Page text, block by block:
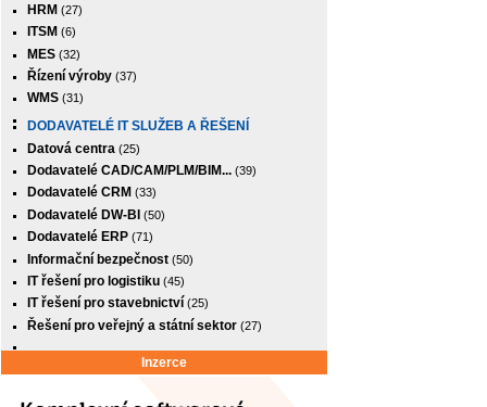
HRM (27)
ITSM (6)
MES (32)
Řízení výroby (37)
WMS (31)
DODAVATELÉ IT SLUŽEB A ŘEŠENÍ
Datová centra (25)
Dodavatelé CAD/CAM/PLM/BIM... (39)
Dodavatelé CRM (33)
Dodavatelé DW-BI (50)
Dodavatelé ERP (71)
Informační bezpečnost (50)
IT řešení pro logistiku (45)
IT řešení pro stavebnictví (25)
Řešení pro veřejný a státní sektor (27)
Inzerce